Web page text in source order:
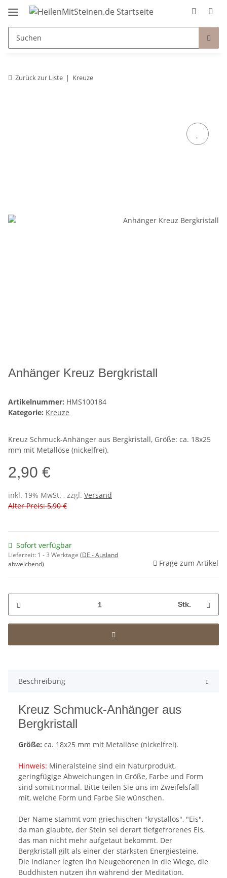
Zurück zur Liste Kreuze
Anhänger Kreuz Bergkristall
Artikelnummer: HMS100184
Kategorie: Kreuze
Kreuz Schmuck-Anhänger aus Bergkristall, Größe: ca. 18x25
mm mit Metallöse (nickelfrei).
2,90 €
inkl. 19% MwSt. , zzgl. Versand
Alter Preis: 5,90 €
Sofort verfügbar
Lieferzeit: 1 - 3 Werktage (DE - Ausland
abweichend)
Frage zum Artikel
Stk.
Beschreibung
Kreuz Schmuck-Anhänger aus
Bergkristall
Größe: ca. 18x25 mm mit Metallöse (nickelfrei).
Hinweis: Mineralsteine sind ein Naturprodukt,
geringfügige Abweichungen in Größe, Farbe und Form
sind somit normal. Bitte teilen Sie uns im Zweifelsfall
mit, welche Form und Farbe Sie wünschen.
Der Name stammt vom griechischen "krystallos", "Eis",
da man glaubte, der Stein sei derart tiefgefrorenes Eis,
das man nicht mehr aufgetaut bekommt. Der
Bergkristall gilt als einer der stärksten Energiesteine.
Die Indianer legten ihn Neugeborenen in die Wiege, die
Buddhisten nutzen ihn während der Meditation.